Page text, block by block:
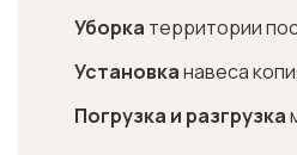
Уборка территории
Установканавеса
Погрузка и разгрузка